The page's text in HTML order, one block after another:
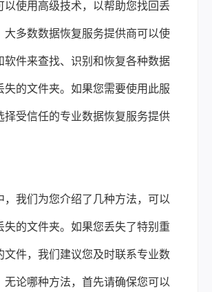
以使用高级技术，以帮助您找回丢
大多数数据恢复服务提供商可以使
软件来查找、识别和恢复各种数据
失的文件夹。如果您需要使用此服
择受信任的专业数据恢复服务提供
，我们为您介绍了几种方法，可以
失的文件夹。如果您丢失了特别重
文件，我们建议您及时联系专业数
无论哪种方法，首先请确保您可以